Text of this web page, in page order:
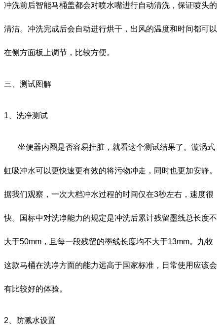
冲洗前后智能马桶盖都会对喷水嘴进行自动清洗，保证喷头的
清洁。冲洗完成后会自动进行烘干，出风的温度和时间都可以
在侧方面板上调节，比较方便。
三、测试图解
1、洗净测试
坐便器内圈是否容易挂脏，就看这个测试结果了。漩涡式
虹吸冲水可以更快速更有效的将污物冲走，同时也更加安静。
据我们观察，一次大档冲水过程的时间仅在3秒左右，速度很
快。国标中对洗净能力的规定是冲洗后累计残留墨线总长度不
大于50mm，且每一段残留的墨线长度均不大于13mm。九牧
这款马桶在洗净方面的能力远高于国家标准，日常使用应该会
有比较好的体验。
2 、防溅水设置